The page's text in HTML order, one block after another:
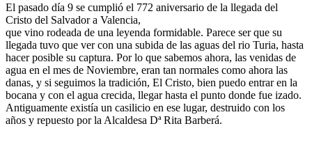
El pasado día 9 se cumplió el 772 aniversario de la llegada del
Cristo del Salvador a Valencia,
que vino rodeada de una leyenda formidable. Parece ser que su
llegada tuvo que ver con una subida de las aguas del rio Turia, hasta
hacer posible su captura. Por lo que sabemos ahora, las venidas de
agua en el mes de Noviembre, eran tan normales como ahora las
danas, y si seguimos la tradición, El Cristo, bien puedo entrar en la
bocana y con el agua crecida, llegar hasta el punto donde fue izado.
Antiguamente existía un casilicio en ese lugar, destruido con los
años y repuesto por la Alcaldesa Dª Rita Barberá.